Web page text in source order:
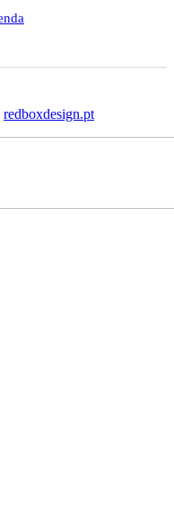
redboxdesign.pt